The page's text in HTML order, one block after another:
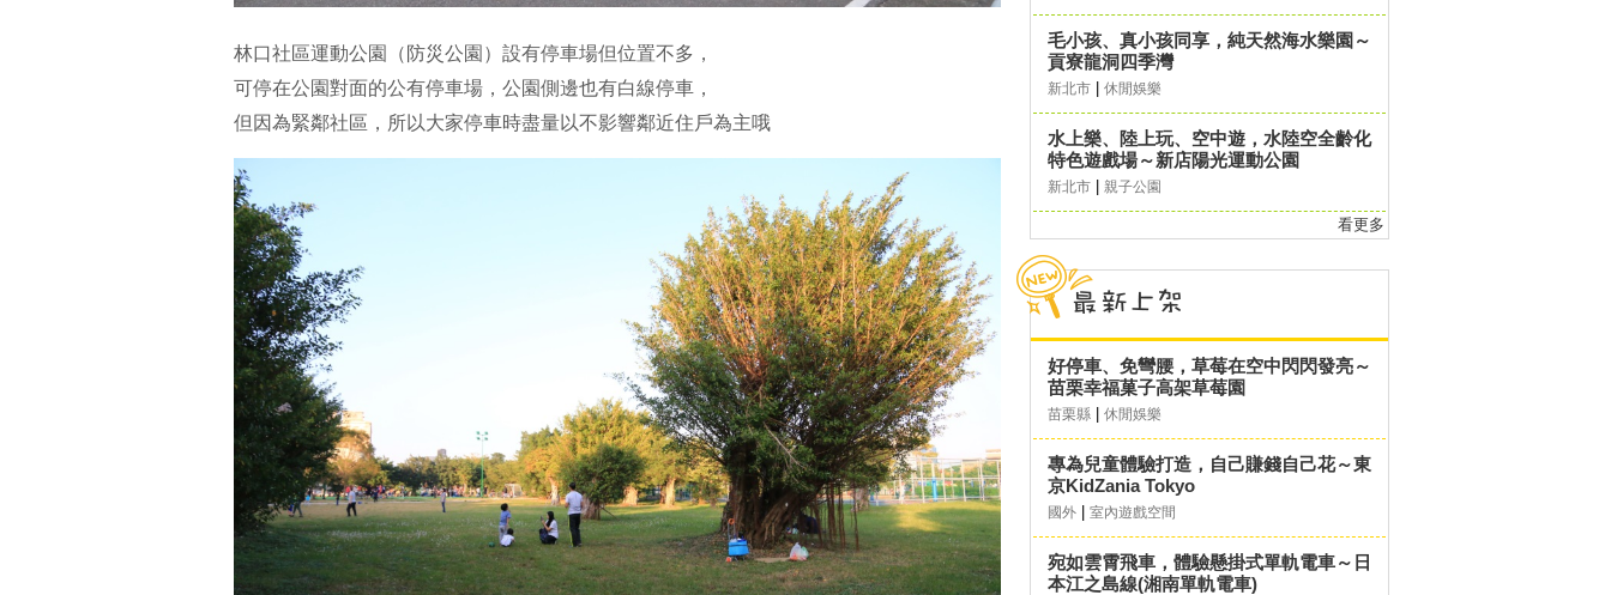
林口社區運動公園（防災公園）設有停車場但位置不多，
可停在公園對面的公有停車場，公園側邊也有白線停車，
但因為緊鄰社區，所以大家停車時盡量以不影響鄰近住戶為主哦
毛小孩、真小孩同享，純天然海水樂園～
貢寮龍洞四季灣
新北市 休閒娛樂
水上樂、陸上玩、空中遊，水陸空全齡化
特色遊戲場～新店陽光運動公園
新北市 親子公園
看更多
好停車、免彎腰，草莓在空中閃閃發亮～
苗栗幸福菓子高架草莓園
苗栗縣 休閒娛樂
專為兒童體驗打造，自己賺錢自己花～東
京KidZania Tokyo
國外 室內遊戲空間
宛如雲霄飛車，體驗懸掛式單軌電車～日
本江之島線(湘南單軌電車)